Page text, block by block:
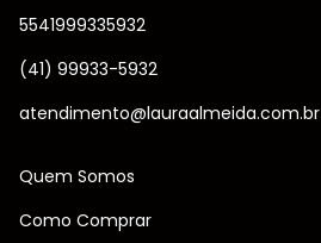
5541999335932
(41) 99933-5932
atendimento@lauraalmeida.com.br
Quem Somos
Como Comprar